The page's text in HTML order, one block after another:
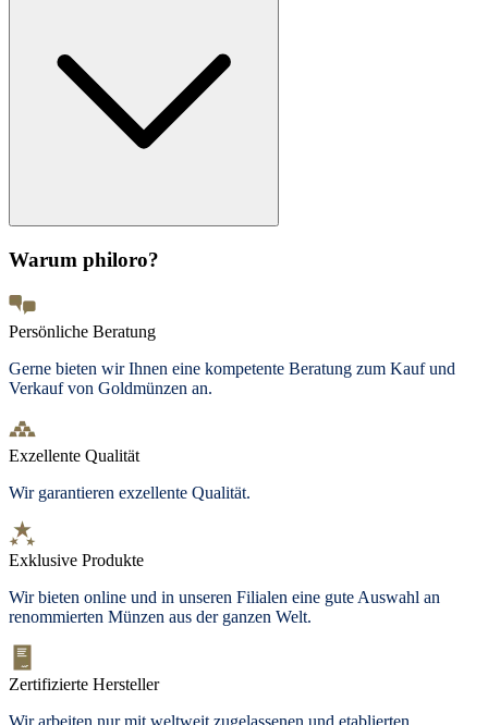
Warum philoro?
Persönliche Beratung
Gerne bieten wir Ihnen eine kompetente Beratung zum Kauf und
Verkauf von Goldmünzen an.
Exzellente Qualität
Wir garantieren exzellente Qualität.
Exklusive Produkte
Wir bieten online und in unseren Filialen eine gute Auswahl an
renommierten Münzen aus der ganzen Welt.
Zertifizierte Hersteller